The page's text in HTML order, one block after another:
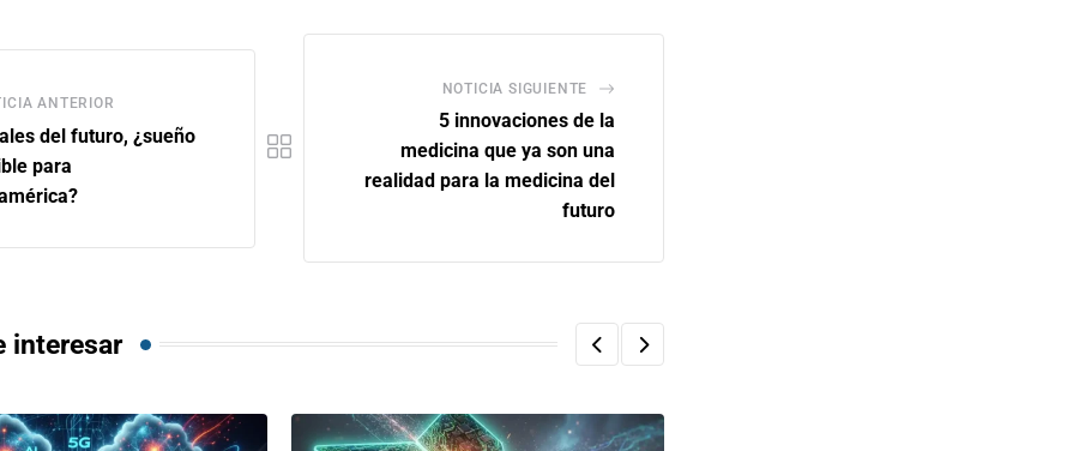
ANTERIOR
del futuro, ¿sueño
para
NOTICIA SIGUIENTE
5 innovaciones de la
medicina que ya son una
realidad para la medicina del
futuro
interesar